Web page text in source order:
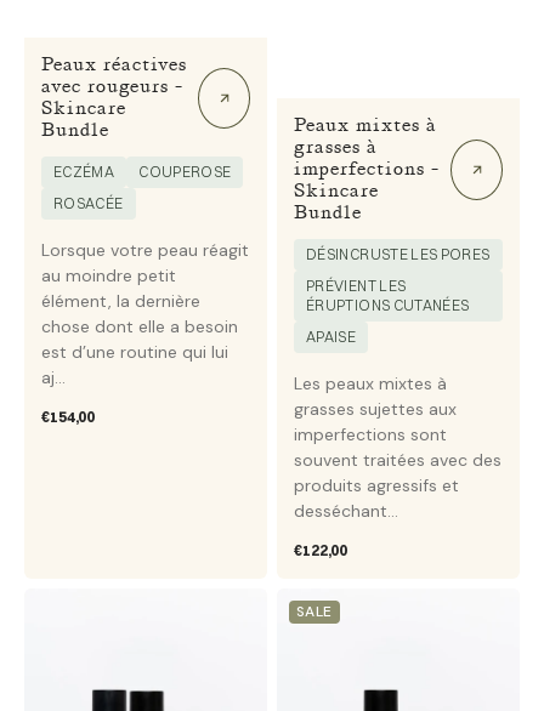
Peaux réactives
avec rougeurs -
Skincare
Bundle
ECZÉMA
COUPEROSE
ROSACÉE
Lorsque votre peau réagit
au moindre petit
élément, la dernière
chose dont elle a besoin
est d’une routine qui lui
aj...
Prix
€154,00
Peaux mixtes à
grasses à
imperfections -
Skincare
Bundle
DÉSINCRUSTE LES PORES
PRÉVIENT LES
ÉRUPTIONS CUTANÉES
APAISE
Les peaux mixtes à
grasses sujettes aux
imperfections sont
souvent traitées avec des
produits agressifs et
desséchant...
Prix
€122,00
imperfections
Tanning
SALE